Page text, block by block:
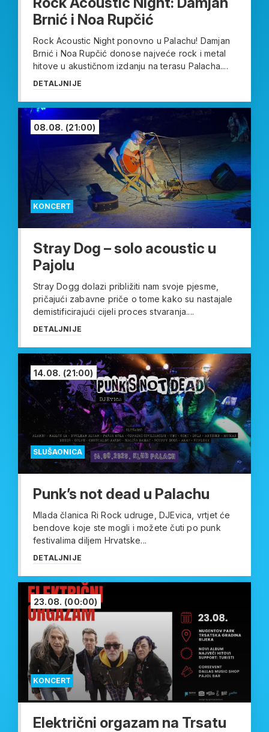
Brnić i Noa Rupčić
Rock Acoustic Night ponovno u Palachu! Damjan
Brnić i Noa Rupčić donose najveće rock i metal
hitove u akustičnom izdanju na terasu Palacha....
DETALJNIJE
KONCERT
08.08. (21:00)
Stray Dog – solo acoustic u
Pajolu
Stray Dogg dolazi približiti nam svoje pjesme,
pričajući zabavne priče o tome kako su nastajale
demistificirajući cijeli proces stvaranja....
DETALJNIJE
SLUŠAONICA
14.08. (21:00)
Punk’s not dead u Palachu
Mlada članica Ri Rock udruge, DJEvica, vrtjet će
bendove koje ste mogli i možete čuti po punk
festivalima diljem Hrvatske...
DETALJNIJE
KONCERT
23.08. (00:00)
Električni orgazam na Trsatu